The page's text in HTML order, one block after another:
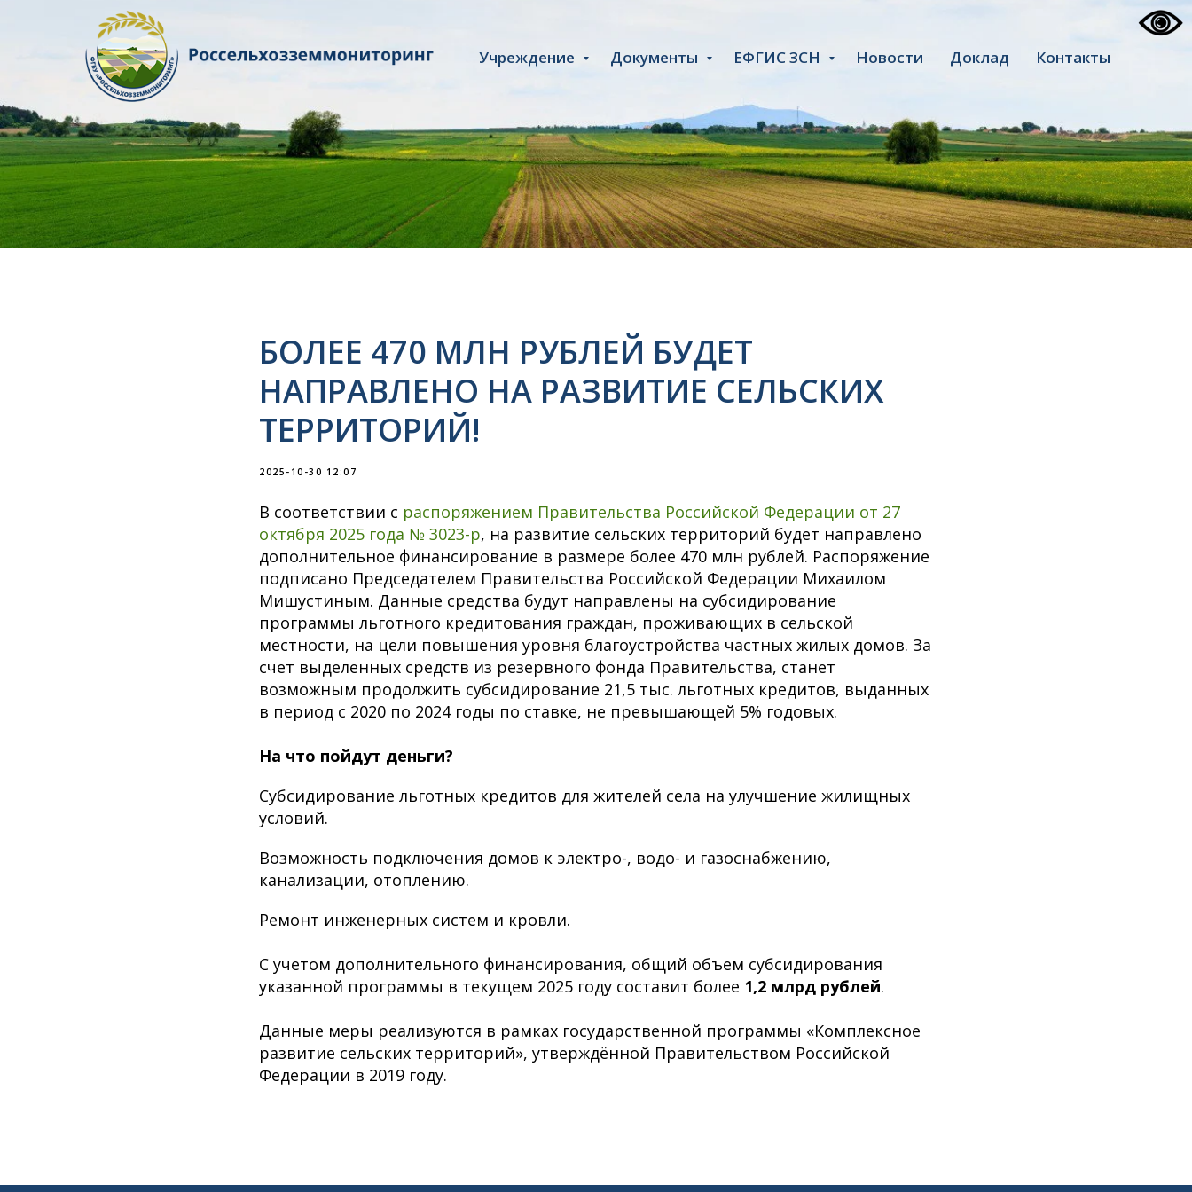
Учреждение Документы ЕФГИС ЗСН Новости Доклад Контакты
БОЛЕЕ 470 МЛН РУБЛЕЙ БУДЕТ
НАПРАВЛЕНО НА РАЗВИТИЕ СЕЛЬСКИХ
ТЕРРИТОРИЙ!
2025-10-30 12:07
В соответствии с распоряжением Правительства Российской Федерации от 27
октября 2025 года № 3023-р, на развитие сельских территорий будет направлено
дополнительное финансирование в размере более 470 млн рублей. Распоряжение
подписано Председателем Правительства Российской Федерации Михаилом
Мишустиным. Данные средства будут направлены на субсидирование
программы льготного кредитования граждан, проживающих в сельской
местности, на цели повышения уровня благоустройства частных жилых домов. За
счет выделенных средств из резервного фонда Правительства, станет
возможным продолжить субсидирование 21,5 тыс. льготных кредитов, выданных
в период с 2020 по 2024 годы по ставке, не превышающей 5% годовых.
На что пойдут деньги?
Субсидирование льготных кредитов для жителей села на улучшение жилищных
условий.
Возможность подключения домов к электро-, водо- и газоснабжению,
канализации, отоплению.
Ремонт инженерных систем и кровли.
С учетом дополнительного финансирования, общий объем субсидирования
указанной программы в текущем 2025 году составит более 1,2 млрд рублей.
Данные меры реализуются в рамках государственной программы «Комплексное
развитие сельских территорий», утверждённой Правительством Российской
Федерации в 2019 году.